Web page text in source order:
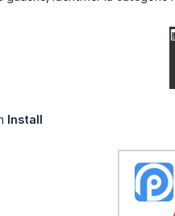
Install